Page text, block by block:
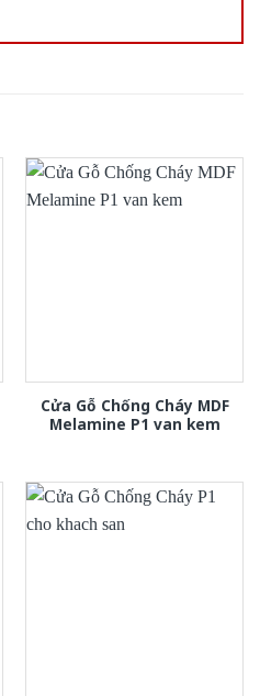
Cửa Gỗ Chống Cháy MDF
Melamine P1 van kem